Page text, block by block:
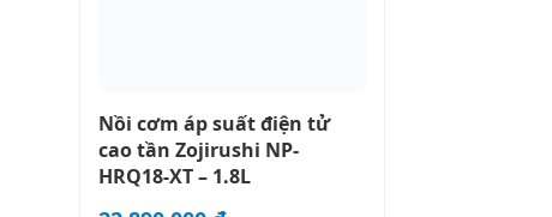
Nồi cơm áp suất điện tử
cao tần Zojirushi NP-
HRQ18-XT – 1.8L